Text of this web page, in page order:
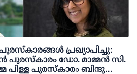
പ്രഖ്യാപിച്ചു:
പുരസ്‌കാരം ഡോ. മാമ്മന്‍ സി.
പിള്ള പുരസ്‌കാരം ബിന്ദു